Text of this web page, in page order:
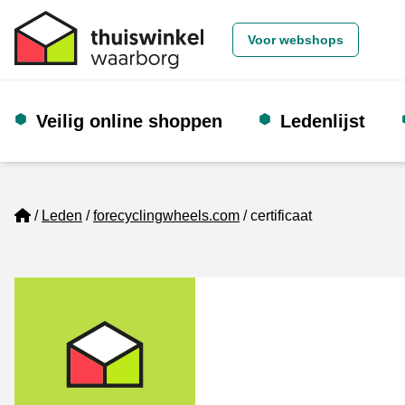
Voor webshops
Veilig online shoppen Ledenlijst
Home
Leden forecyclingwheels.com certificaat